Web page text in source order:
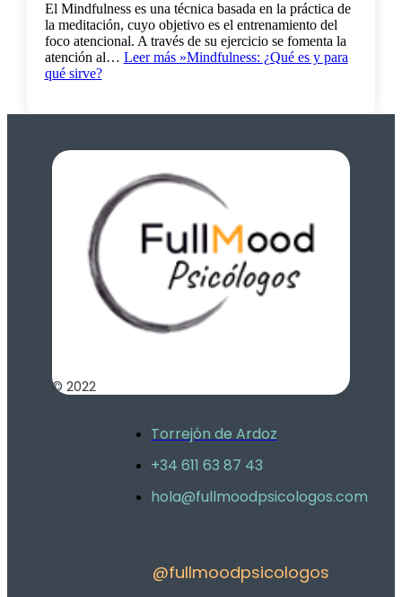
El Mindfulness es una técnica basada en la práctica de
la meditación, cuyo objetivo es el entrenamiento del
foco atencional. A través de su ejercicio se fomenta la
atención al… Leer más »Mindfulness: ¿Qué es y para
qué sirve?
© 2022
Torrejón de Ardoz
+34 611 63 87 43
hola@fullmoodpsicologos.com
@fullmoodpsicologos